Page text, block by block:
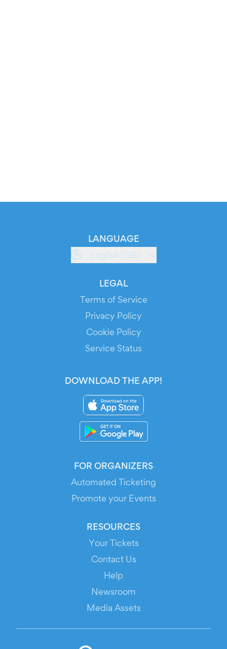
FOR ORGANIZERS
Automated Ticketing
Promote your Events
RESOURCES
Your Tickets
Contact Us
Help
Newsroom
Media Assets
LANGUAGE
English (GB)
LEGAL
Terms of Service
Privacy Policy
Cookie Policy
Service Status
DOWNLOAD THE APP!